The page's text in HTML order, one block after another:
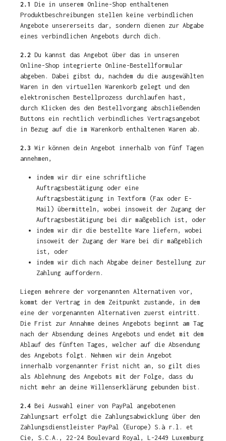
2.1 Die in unserem Online-Shop enthaltenen
Produktbeschreibungen stellen keine verbindlichen
Angebote unsererseits dar, sondern dienen zur Abgabe
eines verbindlichen Angebots durch dich.
2.2 Du kannst das Angebot über das in unseren
Online-Shop integrierte Online-Bestellformular
abgeben. Dabei gibst du, nachdem du die ausgewählten
Waren in den virtuellen Warenkorb gelegt und den
elektronischen Bestellprozess durchlaufen hast,
durch Klicken des den Bestellvorgang abschließenden
Buttons ein rechtlich verbindliches Vertragsangebot
in Bezug auf die im Warenkorb enthaltenen Waren ab.
2.3 Wir können dein Angebot innerhalb von fünf Tagen
annehmen,
indem wir dir eine schriftliche
Auftragsbestätigung oder eine
Auftragsbestätigung in Textform (Fax oder E-
Mail) übermitteln, wobei insoweit der Zugang der
Auftragsbestätigung bei dir maßgeblich ist, oder
indem wir dir die bestellte Ware liefern, wobei
insoweit der Zugang der Ware bei dir maßgeblich
ist, oder
indem wir dich nach Abgabe deiner Bestellung zur
Zahlung auffordern.
Liegen mehrere der vorgenannten Alternativen vor,
kommt der Vertrag in dem Zeitpunkt zustande, in dem
eine der vorgenannten Alternativen zuerst eintritt.
Die Frist zur Annahme deines Angebots beginnt am Tag
nach der Absendung deines Angebots und endet mit dem
Ablauf des fünften Tages, welcher auf die Absendung
des Angebots folgt. Nehmen wir dein Angebot
innerhalb vorgenannter Frist nicht an, so gilt dies
als Ablehnung des Angebots mit der Folge, dass du
nicht mehr an deine Willenserklärung gebunden bist.
2.4 Bei Auswahl einer von PayPal angebotenen
Zahlungsart erfolgt die Zahlungsabwicklung über den
Zahlungsdienstleister PayPal (Europe) S.à r.l. et
Cie, S.C.A., 22-24 Boulevard Royal, L-2449 Luxemburg